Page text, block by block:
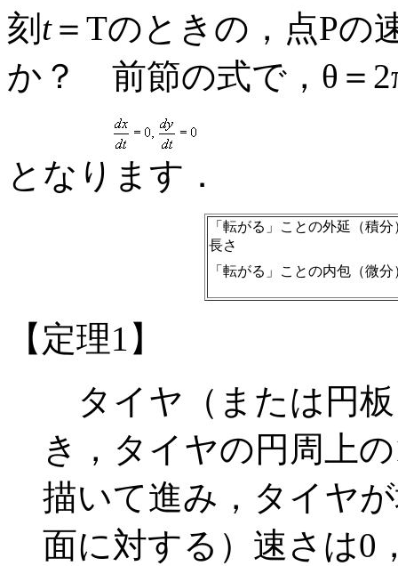
刻 t＝Tのときの，点Pの
か？ 前節の式で，θ＝
となります．
「転がる」ことの外延（
長さ
「転がる」ことの内包
【定理1】
タイヤ（または円
き，タイヤの円周上
描いて進み，タイヤ
面に対する）速さは0